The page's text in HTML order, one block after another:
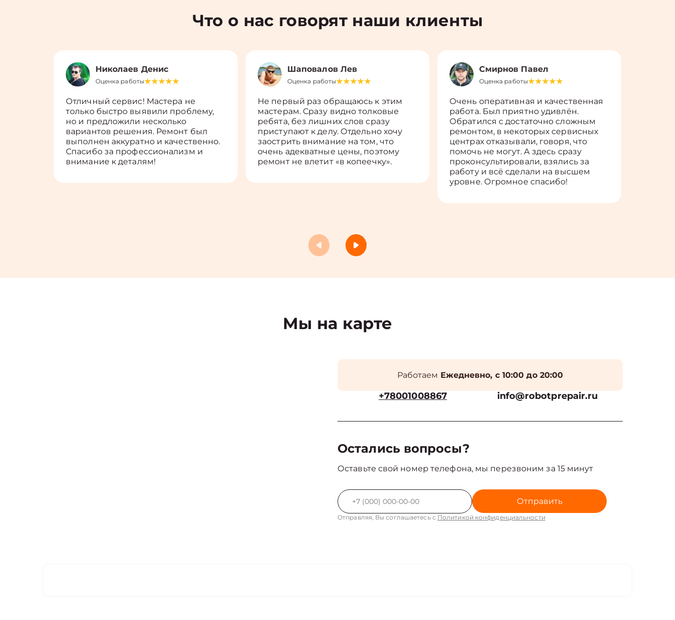
Что о нас говорят наши клиенты
Николаев Денис
Оценка работы
Отличный сервис! Мастера не
только быстро выявили проблему,
но и предложили несколько
вариантов решения. Ремонт был
выполнен аккуратно и качественно.
Спасибо за профессионализм и
внимание к деталям!
Шаповалов Лев
Оценка работы
Не первый раз обращаюсь к этим
мастерам. Сразу видно толковые
ребята, без лишних слов сразу
приступают к делу. Отдельно хочу
заострить внимание на том, что
очень адекватные цены, поэтому
ремонт не влетит «в копеечку».
Смирнов Павел
Оценка работы
Очень оперативная и качественная
работа. Был приятно удивлён.
Обратился с достаточно сложным
ремонтом, в некоторых сервисных
центрах отказывали, говоря, что
помочь не могут. А здесь сразу
проконсультировали, взялись за
работу и всё сделали на высшем
уровне. Огромное спасибо!
Мы на карте
Работаем Ежедневно, с 10:00 до 20:00
+78001008867 info@robotprepair.ru
Остались вопросы?
Оставьте свой номер телефона, мы перезвоним за 15 минут
Отправить
Отправляя, Вы соглашаетесь с Политикой конфиденциальности